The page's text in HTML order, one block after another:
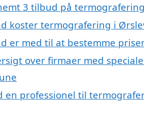
3 tilbud på
koster termografering i
er med til at bestemme
over firmaer med
en professionel til